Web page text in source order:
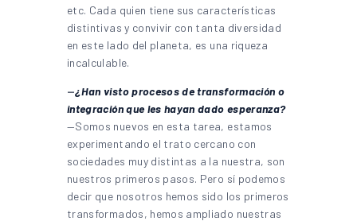
etc. Cada quien tiene sus características
distintivas y convivir con tanta diversidad
en este lado del planeta, es una riqueza
incalculable.
—¿Han visto procesos de transformación o
integración que les hayan dado esperanza?
—Somos nuevos en esta tarea, estamos
experimentando el trato cercano con
sociedades muy distintas a la nuestra, son
nuestros primeros pasos. Pero sí podemos
decir que nosotros hemos sido los primeros
transformados, hemos ampliado nuestras